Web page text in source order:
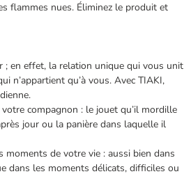
flammes nues. Éliminez le produit et
; en effet, la relation unique qui vous unit
n’appartient qu’à vous. Avec TIAKI,
compagnon : le jouet qu’il mordille
jour ou la panière dans laquelle il
de votre vie : aussi bien dans
dans les moments délicats, difficiles ou